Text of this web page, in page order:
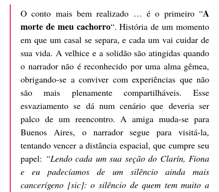
O conto mais bem realizado … é o primeiro “A
morte de meu cachorro“. História de um momento
em que um casal se separa, e cada um vai cuidar de
sua vida. A velhice e a solidão são atingidas quando
o narrador não é reconhecido por uma alma gêmea,
obrigando-se a conviver com experiências que não
são mais plenamente compartilháveis. Esse
esvaziamento se dá num cenário que deveria ser
palco de um reencontro. A amiga muda-se para
Buenos Aires, o narrador segue para visitá-la,
tentando vencer a distância espacial, que cumpre seu
papel: “Lendo cada um sua seção do Clarín, Fiona
e eu padecíamos de um silêncio ainda mais
cancerígeno [sic]: o silêncio de quem tem muito a